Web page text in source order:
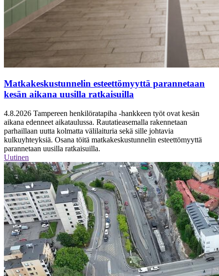
Matkakeskustunnelin esteettömyyttä parannetaan
kesän aikana uusilla ratkaisuilla
4.8.2026 Tampereen henkilöratapiha -hankkeen työt ovat kesän
aikana edenneet aikataulussa. Rautatieasemalla rakennetaan
parhaillaan uutta kolmatta välilaituria sekä sille johtavia
kulkuyhteyksiä. Osana töitä matkakeskustunnelin esteettömyyttä
parannetaan uusilla ratkaisuilla.
Uutinen